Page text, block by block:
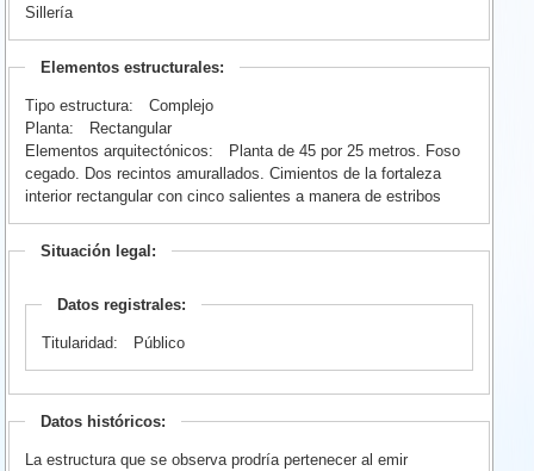
Sillería
Elementos estructurales:
Tipo estructura:
Complejo
Planta:
Rectangular
Elementos arquitectónicos:
Planta de 45 por 25 metros. Foso
cegado. Dos recintos amurallados. Cimientos de la fortaleza
interior rectangular con cinco salientes a manera de estribos
Situación legal:
Datos registrales:
Titularidad: Público
Datos históricos:
La estructura que se observa prodría pertenecer al emir